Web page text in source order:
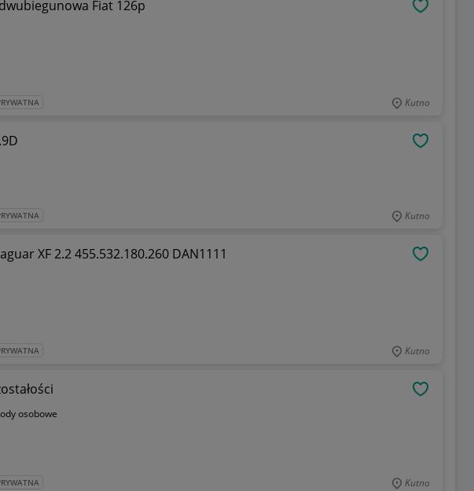
Fiat 126p
Kutno
Kutno
XF 2.2 455.532.180.260 DAN1111
Kutno
osobowe
Kutno